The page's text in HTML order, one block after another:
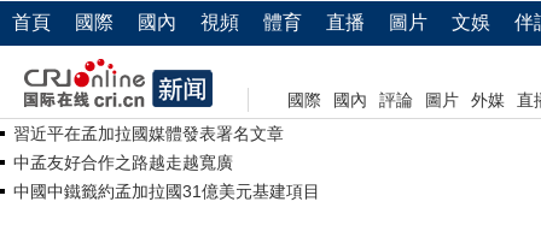
首頁 國際 國內 視頻 體育 直播 圖片 文娛 伴
國際 國內 評論 圖片 外媒
直
習近平在孟加拉國媒體發表署名文章
中孟友好合作之路越走越寬廣
中國中鐵籤約孟加拉國31億美元基建項目